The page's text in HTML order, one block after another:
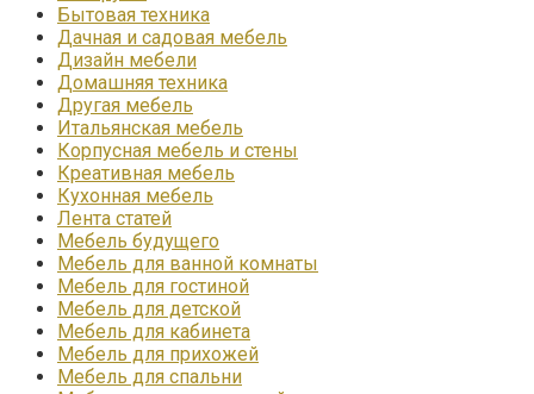
Бытовая техника
Дачная и садовая мебель
Дизайн мебели
Домашняя техника
Другая мебель
Итальянская мебель
Корпусная мебель и стены
Креативная мебель
Кухонная мебель
Лента статей
Мебель будущего
Мебель для ванной комнаты
Мебель для гостиной
Мебель для детской
Мебель для кабинета
Мебель для прихожей
Мебель для спальни